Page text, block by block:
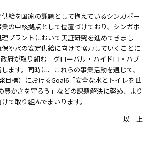
給を国家の課題として抱えているシンガポー
の中核拠点として位置づけており、シンガポ
プラントにおいて実証研究を進めてきまし
や水の安定供給に向けて協力していくことに
府が取り組む「グローバル・ハイドロ・ハブ
ます。同時に、これらの事業活動を通じて、
目標）におけるGoal6「安全な水とトイレを世
豊かさを守ろう」などの課題解決に努め、より
て取り組んでまいります。
以 上